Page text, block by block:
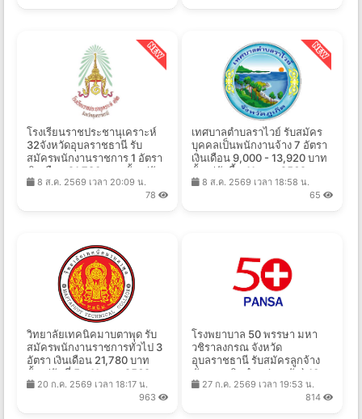
โรงเรียนราชประชานุเคราะห์
32จังหวัดอุบลราชธานี รับ
สมัครพนักงานราชการ 1 อัตรา
เงินเดือน 21,780 บาท ตั้งแต่วัน
ที่ 10-14 ส.ค. 2569
8 ส.ค. 2569 เวลา 20:09 น.
78
เทศบาลตําบลราไวย์ รับสมัคร
บุคคลเป็นพนักงานจ้าง 7 อัตรา
เงินเดือน 9,000 - 13,920 บาท
ตั้งแต่บัดนี้ - 11 ส.ค. 2569
8 ส.ค. 2569 เวลา 18:58 น.
65
วิทยาลัยเทคนิคมาบตาพุด รับ
สมัครพนักงานราชการทั่วไป 3
อัตรา เงินเดือน 21,780 บาท
ตั้งแต่วันที่ 5 - 11 ส.ค. 2569
20 ก.ค. 2569 เวลา 18:17 น.
963
โรงพยาบาล 50 พรรษา มหา
วชิราลงกรณ จังหวัด
อุบลราชธานี รับสมัครลูกจ้าง
ชั่วคราวเงินบำรุง(รายวัน) 10
อัตรา ค่าจ้างวันละ 305 บาท
ตั้งแต่วันที่ 31 ก.ค. - 14 ส.ค.
2569
27 ก.ค. 2569 เวลา 19:53 น.
814